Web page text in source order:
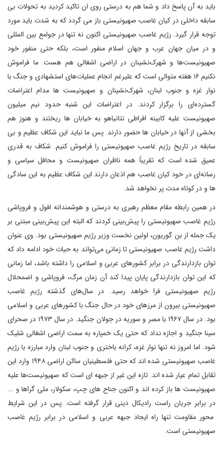
باید به آن پاسخ داد و شما هم به درستی روی ان تاکید کردید به تحولات بی
سابقه داخلی در کیان غاصب صهیونیستی باز می گردد که به شدت باید مورد
توجه قرار گیرد. رژیم غاصب صهیونیستی اکنون نه تنها در جوامع بین المللی
و در میان جهان عرب و جهان اسلام منفور است، بلکه حتی منفور خود
صهیونیست‌ها و شهرک‌نشینان در اراضی اشغالی هم هست. ما فراموش
نکنیم ۱۶ هفته متوالی است که علیرغم انجام عملیات‌های استشهادی و جنگ با
نوار غزه و جنوب لبنان، شهرک‌نشینان و صهیونیست ها مدام اعتراضات
گسترده‌ای را برگزار کردند. در اعتراضات این شنبه حدود نیم میلیون
صهیونیست علیه کابینه افراطی نتانیاهو به خیابان ها ریختند و هنوز هم
بخشی از آنها در خیابان ها حضور دارند. پس ما نباید این شکاف عظیم و بی
سابقه در تاریخ رژیم غاصب صهیونیستی را فراموش کنیم. شکاف به قدری
عمیق شده است که تقریباً همه ناظران صهیونیست و محافل سیاسی و
رسانه‌ای در خود کیان غاصب هم اذعان دارند این شکاف عظیم به این سادگی
ها و در کوتاه مدت پر نخواهد شد.
در همین رابطه مقام معظم رهبری به درستی و هوشمندانه افول و فروپاشی
رژیم غاصب صهیونیستی را پیش‌بینی کردند که البته این پیش‌بینی مبتنی بر
یک جمله از بن گوریون، اولین نخست وزیر رژیم صهیونیستی بود. وی عنوان
داشت رژیم غاصب صهیونیستی تا زمانی می‌تواند به حیات خود ادامه داد که
توان بازدارندگی در برابر کشورهای عربی و اسلامی را داشته باشد، اما زمانی
که این توان بازدارندگی پایان پیدا کند آن زمان مرگ، فروپاشی و اضمحلال
رژیم صهیونیستی فرا خواهد رسید. در سال‌های گذشته رژیم غاصب
صهیونیستی بیرون از مرزهای خود در حال جنگ با کشورهای عربی و اسلامی
بود. در سال ۱۹۶۷ با مصر و سوریه در جولان جنگید. در سال ۱۹۷۳ در صحرای
سینا جنگید و اجازه نداد که حتی یک خمپاره به سمت اراضی اشغالی شلیک
شود. اما امروز نه تنها نوار غزه، کرانه باختری و جنوب لبنان وارد مبارزه با رژیم
غاصب صهیونیستی شده اند که حتی فلسطینیان ساکن اراضی ۱۹۴۸ وارد این
تقابل تمام عیار شده اند. تازه این غیر از جبهه ای است که صهیونیست‌ها علیه
صهیونیست ها باز کرده اند و اکنون جناح های چپ، سکولار، ملی گراها و ...
در برابر جریان راست رادیکال دینی قرار گرفته است. پس در این شرایط
محور مقاومت تنها راه ایجاد جبهه عربی و اسلامی در برابر رژیم غاصب
صهیونیستی است.